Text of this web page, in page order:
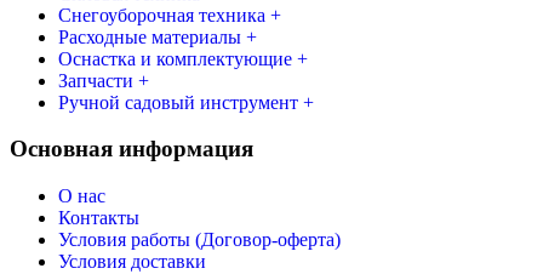
Снегоуборочная техника +
Расходные материалы +
Оснастка и комплектующие +
Запчасти +
Ручной садовый инструмент +
Основная информация
О нас
Контакты
Условия работы (Договор-оферта)
Условия доставки